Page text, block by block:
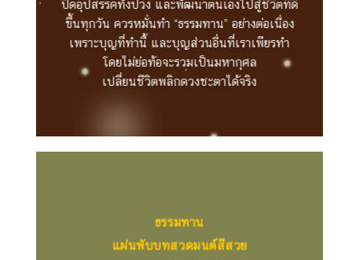
ปิดอุปสรรคทั้งปวง และพัฒนาตนเองไปสู่ชีวิตที่ดี
ขึ้นทุกวัน ควรหมั่นทำ “ธรรมทาน” อย่างต่อเนื่อง
เพราะบุญที่ทำนี้ และบุญส่วนอื่นที่เราเพียรทำ
โดยไม่ย่อท้อจะรวมเป็นมหากุศล
เปลี่ยนชีวิตพลิกดวงชะตาได้จริง
ธรรมทาน
แผ่นพับบทสวดมนต์สีสวย